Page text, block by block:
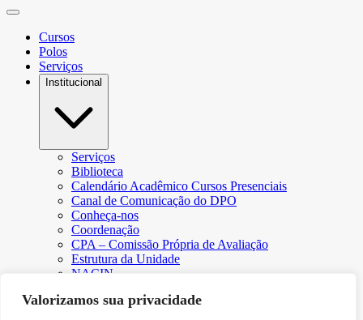
Valorizamos sua privacidade
Cursos
Polos
Serviços
Institucional
Serviços
Biblioteca
Calendário Acadêmico Cursos Presenciais
Canal de Comunicação do DPO
Conheça-nos
Coordenação
CPA – Comissão Própria de Avaliação
Estrutura da Unidade
NACIN
Núcleo de Apoio Psicopedagógico